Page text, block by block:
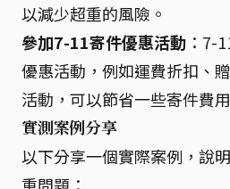
以減少超重的風險。
參加7-11寄件優惠活動 ：7-
優惠活動，例如運費折扣、
活動，可以節省一些寄件費
實測案例分享
以下分享一個實際案例，說